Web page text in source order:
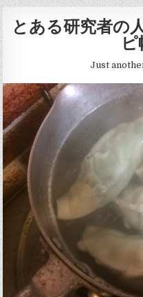
Skip
to
content
とある研究者の
Just